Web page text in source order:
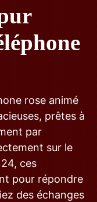
rose animé
prêtes à
par
sur le
ces
pour répondre
des échanges